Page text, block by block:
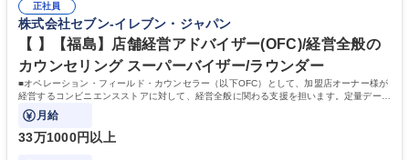
オーナー様の方針もふまえた個店カウンセリングへと繋げていきます。 募
集職種 【★】【大分】店舗経営アドバイザー（OFC）/経営全般のカウン
セリング
あります。 ・ＯＦＣ職限定、エリアを限定して働く制度 ※エリア内転勤
は有り ・育児や介護等にて、転勤無しになる制度 ・育児や介護等にて、
短時間で働く制度 学歴・資格 学歴：大学院 大学 高専 短大 専修学校 高校
語学力： 資格：第一種運転免許普通自動車
正社員
株式会社セブン-イレブン・ジャパン
【 】【福島】店舗経営アドバイザー(OFC)/経営全般の
カウンセリング スーパーバイザー/ラウンダー
■オペレーション・フィールド・カウンセラー（以下OFC）として、加盟店オーナー様が
経営するコンビニエンスストアに対して、経営全般に関わる支援を担います。定量データ
に基づく運営支援業務をお任せします。
月給
33万1000円以上